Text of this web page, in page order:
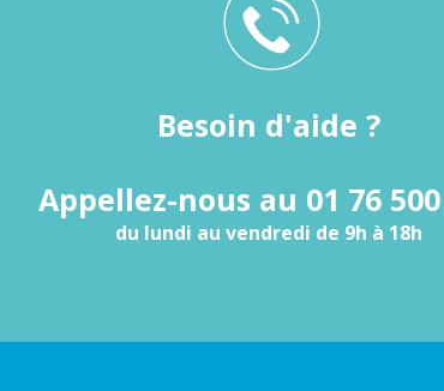
Besoin d'aide ?
Appellez-nous au 01 76
du lundi au vendredi de 9h à 18h